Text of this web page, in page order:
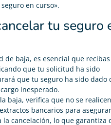
en curso».
tu seguro
de baja, es esencial que recibas
que tu solicitud ha sido
que tu seguro ha sido dado
inesperado.
baja, verifica que no se realicen
bancarios para
cancelación, lo que garantiza